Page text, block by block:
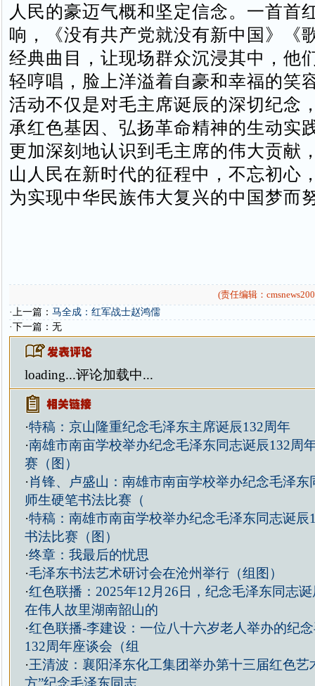
人民的豪迈气概和坚定信念。一首首
响，《没有共产党就没有新中国》《
经典曲目，让现场群众沉浸其中，他
轻哼唱，脸上洋溢着自豪和幸福的笑
活动不仅是对毛主席诞辰的深切纪念
承红色基因、弘扬革命精神的生动实
更加深刻地认识到毛主席的伟大贡献
山人民在新时代的征程中，不忘初心
为实现中华民族伟大复兴的中国梦而
(责任编辑：
·上一篇： 马全成：红军战士赵鸿儒
·下一篇：无
loading...评论加载中...
·特稿：京山隆重纪念毛泽东主席诞辰132周年
·南雄市南亩学校举办纪念毛泽东同志诞辰132周
赛（图）
·肖锋、卢盛山：南雄市南亩学校举办纪念毛泽东
师生硬笔书法比赛（
·特稿：南雄市南亩学校举办纪念毛泽东同志诞辰
书法比赛（图）
·终章：我最后的忧思
·毛泽东书法艺术研讨会在沧州举行（组图）
·红色联播：2025年12月26日，纪念毛泽东同志
在伟人故里湖南韶山的
·红色联播-李建设：一位八十六岁老人举办的纪
132周年座谈会（组
·王清波：襄阳泽东化工集团举办第十三届红色艺
方”纪念毛泽东同志